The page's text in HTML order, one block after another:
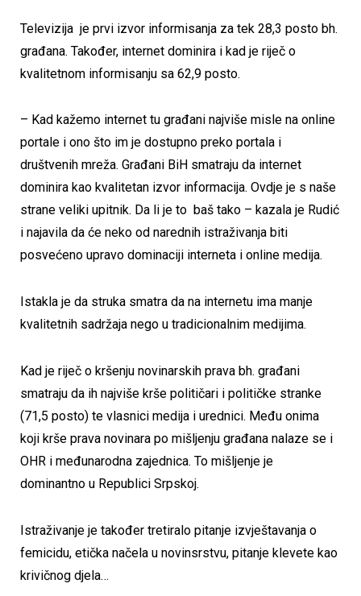
Televizija je prvi izvor informisanja za tek 28,3 posto bh.
građana. Također, internet dominira i kad je riječ o
kvalitetnom informisanju sa 62,9 posto.
– Kad kažemo internet tu građani najviše misle na online
portale i ono što im je dostupno preko portala i
društvenih mreža. Građani BiH smatraju da internet
dominira kao kvalitetan izvor informacija. Ovdje je s naše
strane veliki upitnik. Da li je to baš tako – kazala je Rudić
i najavila da će neko od narednih istraživanja biti
posvećeno upravo dominaciji interneta i online medija.
Istakla je da struka smatra da na internetu ima manje
kvalitetnih sadržaja nego u tradicionalnim medijima.
Kad je riječ o kršenju novinarskih prava bh. građani
smatraju da ih najviše krše političari i političke stranke
(71,5 posto) te vlasnici medija i urednici. Među onima
koji krše prava novinara po mišljenju građana nalaze se i
OHR i međunarodna zajednica. To mišljenje je
dominantno u Republici Srpskoj.
Istraživanje je također tretiralo pitanje izvještavanja o
femicidu, etička načela u novinsrstvu, pitanje klevete kao
krivičnog djela…